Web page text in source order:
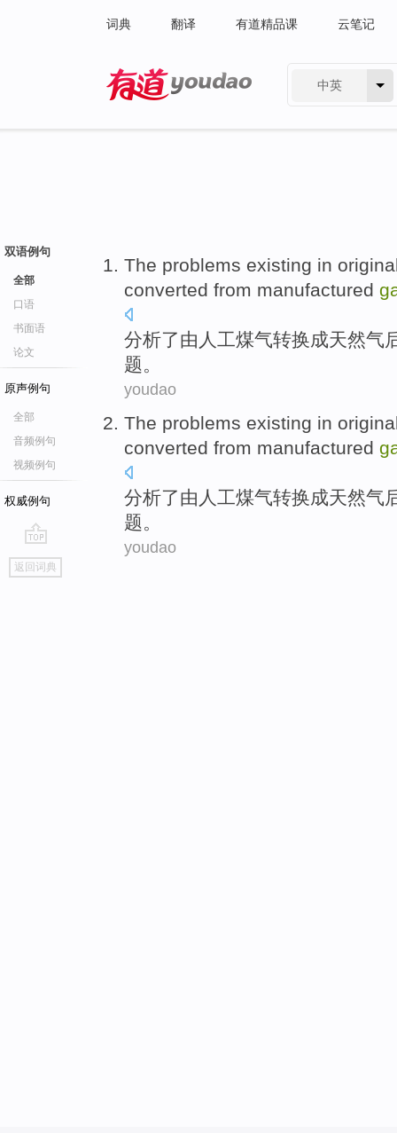
词典 翻译 有道精品课 云笔记
中英
双语例句
全部
口语
书面语
论文
原声例句
全部
音频例句
视频例句
权威例句
go
top
返回词典
The problems existing in
converted from manufactured
分析了由 人工煤气转换成天然气
题。
youdao
The problems existing in
converted from manufactured
分析了由 人工煤气转换成天然气
题。
youdao